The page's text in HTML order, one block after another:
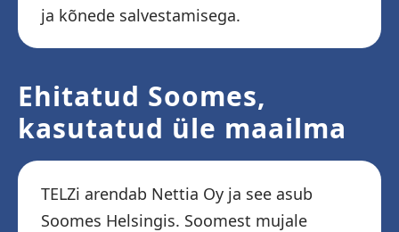
ja kõnede salvestamisega.
Ehitatud Soomes,
kasutatud üle maailma
TELZi arendab Nettia Oy ja see asub
Soomes Helsingis. Soomest mujale